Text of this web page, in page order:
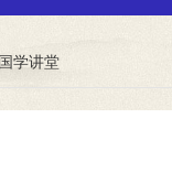
国学讲堂